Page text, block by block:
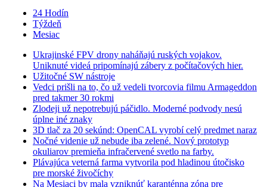
24 Hodín
Týždeň
Mesiac
Ukrajinské FPV drony naháňajú ruských vojakov.
Uniknuté videá pripomínajú zábery z počítačových hier.
Užitočné SW nástroje
Vedci prišli na to, čo už vedeli tvorcovia filmu Armageddon
pred takmer 30 rokmi
Zlodeji už nepotrebujú páčidlo. Moderné podvody nesú
úplne iné znaky
3D tlač za 20 sekúnd: OpenCAL vyrobí celý predmet naraz
Nočné videnie už nebude iba zelené. Nový prototyp
okuliarov premieňa infračervené svetlo na farby.
Plávajúca veterná farma vytvorila pod hladinou útočisko
pre morské živočíchy
Na Mesiaci by mala vzniknúť karanténna zóna pre